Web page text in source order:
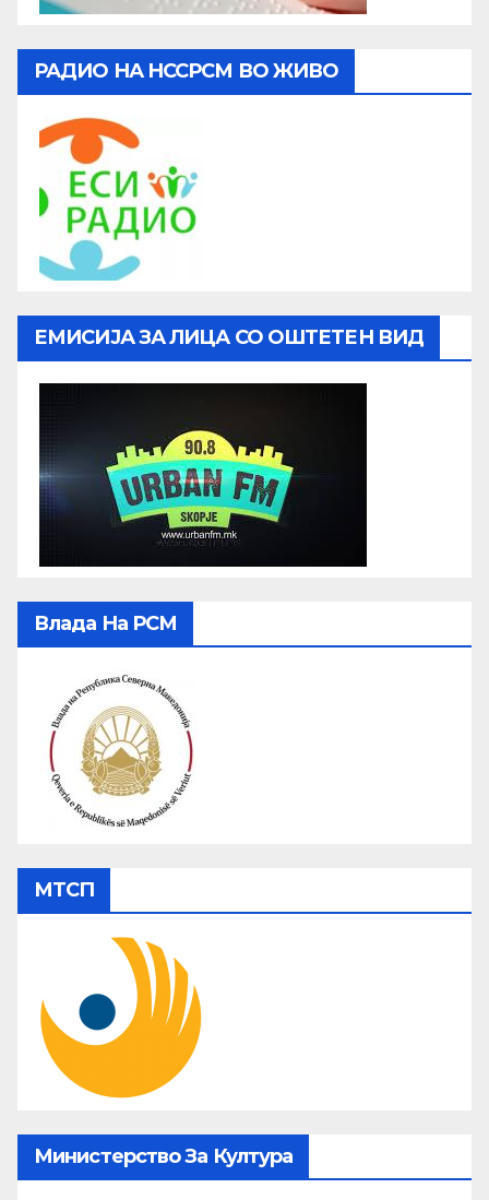
РАДИО НА НССРСМ ВО ЖИВО
ЕМИСИЈА ЗА ЛИЦА СО ОШТЕТЕН ВИД
Влада На РСМ
МТСП
Министерство За Култура